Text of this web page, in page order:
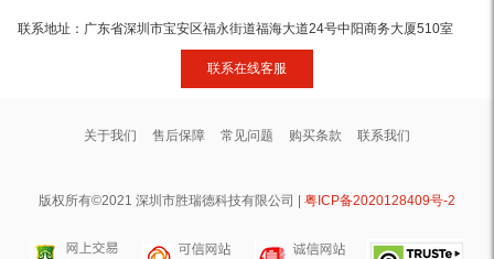
联系地址：广东省深圳市宝安区福永街道福海大道24号中阳商务大厦510室
联系在线客服
关于我们 售后保障 常见问题 购买条款 联系我们
版权所有©2021 深圳市胜瑞德科技有限公司 | 粤ICP备2020128409号-2